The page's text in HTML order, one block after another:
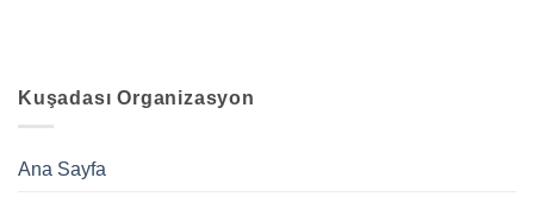
Kuşadası Organizasyon
Ana Sayfa